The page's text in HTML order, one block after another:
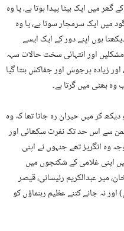
میں ایک بیٹا پیدا ہوتا ہے، یا وہ
ایک سرمچار سوتا ہے، یا وہ
ہوں اپنے دور کے ایک ایسے
اور انتہائی سخت حالات سہہ
اور زیادہ پرجوش اور جفاکش بنتا گیا
بھٹی میں گرتا ہے۔
کر میں حیران رہ جاتا تھا کہ وہ
سے اس حد تک نفرت سکھائی اور
وہ انگریز تھے جنہوں نے اپنی
سے 108 سالوں تک ہمیں اپنی غلامی کے شکنجوں میں
میر عبدالکریم رئیسانی، قیصر
اور نہ جانے کتنے عظیم رہنماؤں کو